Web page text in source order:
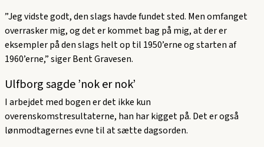
”Jeg vidste godt, den slags havde fundet sted. Men omfanget
overrasker mig, og det er kommet bag på mig, at der er
eksempler på den slags helt op til 1950’erne og starten af
1960’erne,” siger Bent Gravesen.
Ulfborg sagde ’nok er nok’
I arbejdet med bogen er det ikke kun
overenskomstresultaterne, han har kigget på. Det er også
lønmodtagernes evne til at sætte dagsorden.